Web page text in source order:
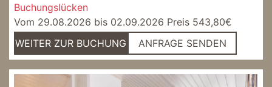
Buchungslücken
Vom 29.08.2026 bis 02.09.2026 Preis 543,80€
WEITER ZUR BUCHUNG
ANFRAGE SENDEN